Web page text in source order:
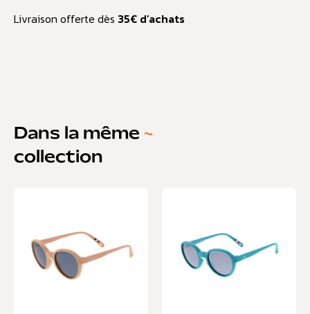
Livraison offerte dès 35€ d’achats
Dans la même ~
collection